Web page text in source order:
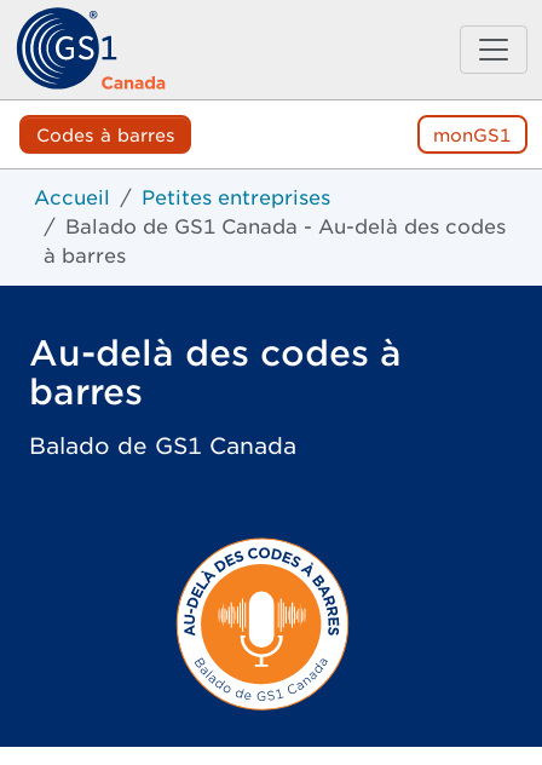
Codes à barres monGS1
Accueil
Petites entreprises
Balado de GS1 Canada - Au-delà des codes
à barres
Au-delà des codes à
barres
Balado de GS1 Canada